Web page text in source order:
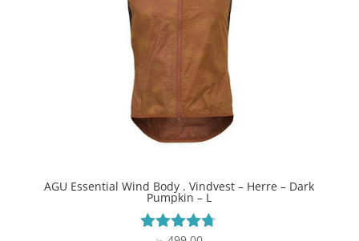
AGU Essential Wind Body . Vindvest – Herre – Dark
Pumpkin – L